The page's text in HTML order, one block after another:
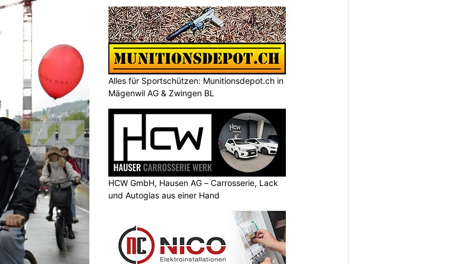
Alles für Sportschützen: Munitionsdepot.ch in
Mägenwil AG & Zwingen BL
HCW GmbH, Hausen AG – Carrosserie, Lack
und Autoglas aus einer Hand